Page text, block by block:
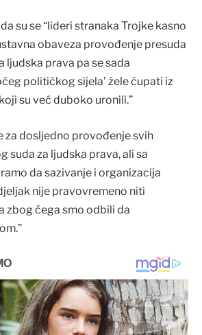
su se “lideri stranaka Trojke kasno
obaveza provođenje presuda
ljudska prava pa se sada
političkog sijela’ žele čupati iz
su već duboko uronili.”
za dosljedno provođenje svih
suda za ljudska prava, ali sa
da sazivanje i organizacija
nije pravovremeno niti
zbog čega smo odbili da